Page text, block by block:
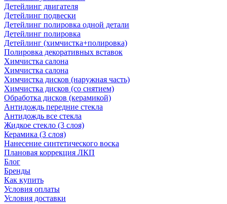
Детейлинг двигателя
Детейлинг подвески
Детейлинг полировка одной детали
Детейлинг полировка
Детейлинг (химчистка+полировка)
Полировка декоративных вставок
Химчистка салона
Химчистка салона
Химчистка дисков (наружная часть)
Химчистка дисков (со снятием)
Обработка дисков (керамикой)
Антидождь передние стекла
Антидождь все стекла
Жидкое стекло (3 слоя)
Керамика (3 слоя)
Нанесение синтетического воска
Плановая коррекция ЛКП
Блог
Бренды
Как купить
Условия оплаты
Условия доставки